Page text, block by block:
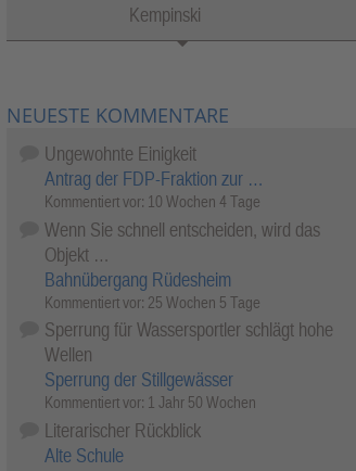
Kempinski
NEUESTE KOMMENTARE
Ungewohnte Einigkeit
Antrag der FDP-Fraktion zur …
Kommentiert vor: 10 Wochen 4 Tage
Wenn Sie schnell entscheiden, wird das
Objekt …
Bahnübergang Rüdesheim
Kommentiert vor: 25 Wochen 5 Tage
Sperrung für Wassersportler schlägt hohe
Wellen
Sperrung der Stillgewässer
Kommentiert vor: 1 Jahr 50 Wochen
Literarischer Rückblick
Alte Schule